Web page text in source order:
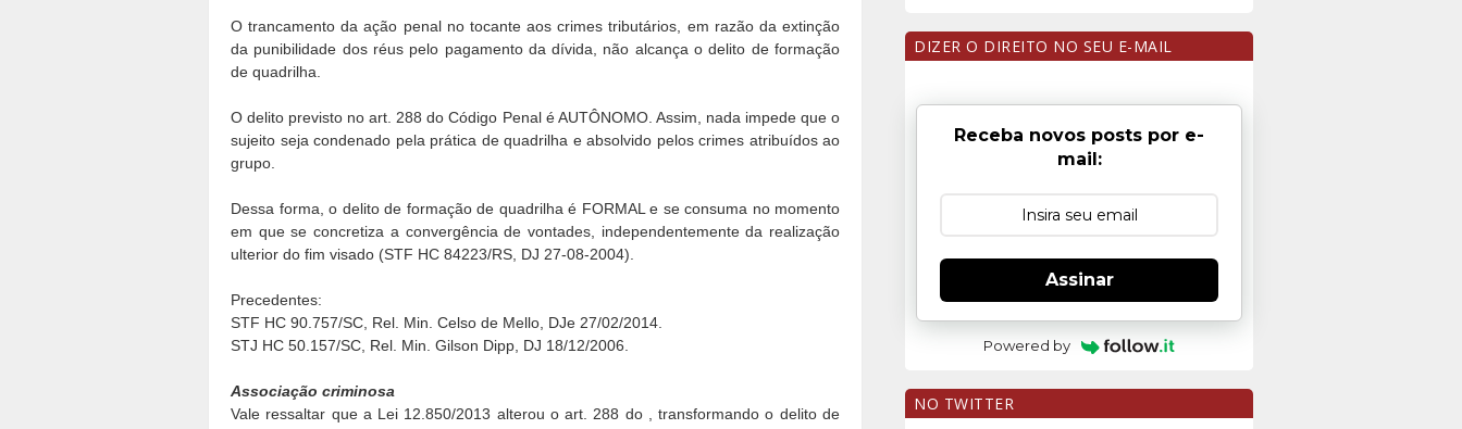
O trancamento da ação penal no tocante aos crimes tributários, em razão da extinção
da punibilidade dos réus pelo pagamento da dívida, não alcança o delito de formação
de quadrilha.
O delito previsto no art. 288 do Código Penal é AUTÔNOMO. Assim, nada impede que o
sujeito seja condenado pela prática de quadrilha e absolvido pelos crimes atribuídos ao
grupo.
Dessa forma, o delito de formação de quadrilha é FORMAL e se consuma no momento
em que se concretiza a convergência de vontades, independentemente da realização
ulterior do fim visado (STF HC 84223/RS, DJ 27-08-2004).
Precedentes:
STF HC 90.757/SC, Rel. Min. Celso de Mello, DJe 27/02/2014.
STJ HC 50.157/SC, Rel. Min. Gilson Dipp, DJ 18/12/2006.
Associação criminosa
Vale ressaltar que a Lei 12.850/2013 alterou o art. 288 do , transformando o delito de
DIZER O DIREITO NO SEU E-MAIL
Receba novos posts por e-
mail:
Assinar
Powered by
NO TWITTER